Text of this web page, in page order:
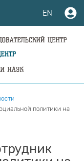
EN
политики на